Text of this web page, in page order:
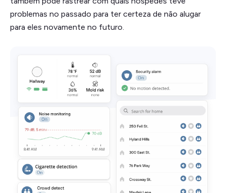
problemas no passado para ter certeza de não alugar
para eles novamente no futuro.